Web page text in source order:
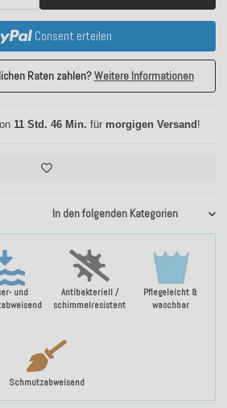
und
Antibakteriell /
schimmelresistent
Pflegeleicht &
waschbar
Schmutzabweisend
In den folgenden Kategorien
Consent erteilen
Raten zahlen?Weitere Informationen
11 Std. 46 Min. für morgigen Versand!